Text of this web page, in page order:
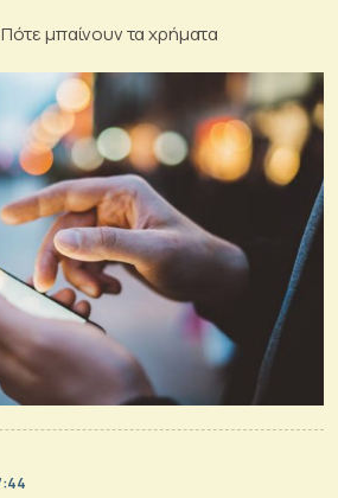
μπαίνουν τα χρήματα